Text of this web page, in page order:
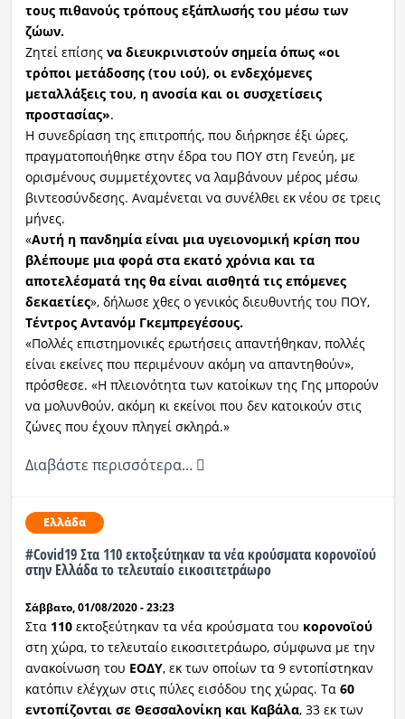
τους πιθανούς τρόπους εξάπλωσής του μέσω των
ζώων.
Ζητεί επίσης να διευκρινιστούν σημεία όπως «οι
τρόποι μετάδοσης (του ιού), οι ενδεχόμενες
μεταλλάξεις του, η ανοσία και οι συσχετίσεις
προστασίας».
Η συνεδρίαση της επιτροπής, που διήρκησε έξι ώρες,
πραγματοποιήθηκε στην έδρα του ΠΟΥ στη Γενεύη, με
ορισμένους συμμετέχοντες να λαμβάνουν μέρος μέσω
βιντεοσύνδεσης. Αναμένεται να συνέλθει εκ νέου σε τρεις
μήνες.
«Αυτή η πανδημία είναι μια υγειονομική κρίση που
βλέπουμε μια φορά στα εκατό χρόνια και τα
αποτελέσματά της θα είναι αισθητά τις επόμενες
δεκαετίες», δήλωσε χθες ο γενικός διευθυντής του ΠΟΥ,
Τέντρος Αντανόμ Γκεμπρεγέσους.
«Πολλές επιστημονικές ερωτήσεις απαντήθηκαν, πολλές
είναι εκείνες που περιμένουν ακόμη να απαντηθούν»,
πρόσθεσε. «Η πλειονότητα των κατοίκων της Γης μπορούν
να μολυνθούν, ακόμη κι εκείνοι που δεν κατοικούν στις
ζώνες που έχουν πληγεί σκληρά.»
Διαβάστε περισσότερα...
Ελλάδα
#Covid19 Στα 110 εκτοξεύτηκαν τα νέα κρούσματα κορονοϊού
στην Ελλάδα το τελευταίο εικοσιτετράωρο
Σάββατο, 01/08/2020 - 23:23
Στα 110εκτοξεύτηκαν τα νέα κρούσματα του κορονοϊού
στη χώρα, το τελευταίο εικοσιτετράωρο, σύμφωνα με την
ανακοίνωση του ΕΟΔΥ, εκ των οποίων τα 9 εντοπίστηκαν
κατόπιν ελέγχων στις πύλες εισόδου της χώρας. Τα 60
εντοπίζονται σε Θεσσαλονίκη και Καβάλα, 33 εκ των